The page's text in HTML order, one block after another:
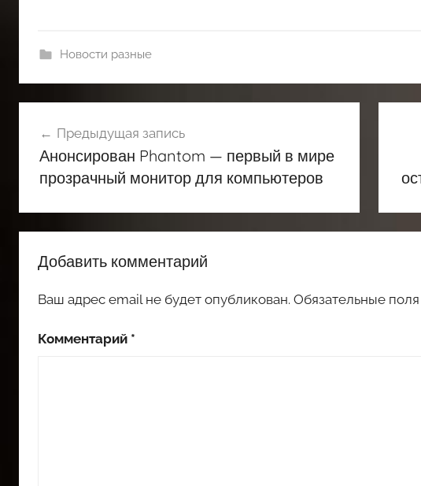
Новости разные
по
записям
Предыдущая запись
Анонсирован Phantom — первый в мире
прозрачный монитор для компьютеров
Добавить комментарий
Ваш адрес email не будет опубликован. Обязательные
Комментарий *